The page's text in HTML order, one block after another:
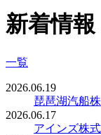
新着情報
一覧
2026.06.19
琵琶湖汽船
2026.06.17
アインズ株